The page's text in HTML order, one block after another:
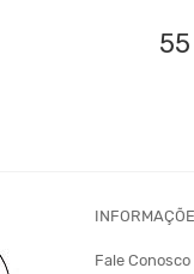
Fale Conosco